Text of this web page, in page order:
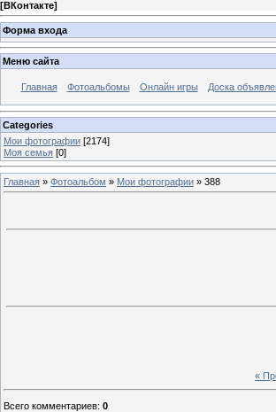
[ВКонтакте]
Форма входа
Меню сайта
Главная Фотоальбомы Онлайн игры Доска
Categories
Мои фотографии [2174]
Моя семья [0]
Главная » Фотоальбом » Мои фотографии » 388
«
Всего комментариев: 0